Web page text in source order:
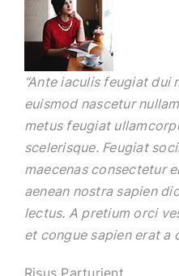
“Ante iaculis feugiat dui
euismod nascetur
metus feugiat
scelerisque. Feugiat
maecenas consectetur
aenean nostra sapien
lectus. A pretium orci
et congue sapien erat a